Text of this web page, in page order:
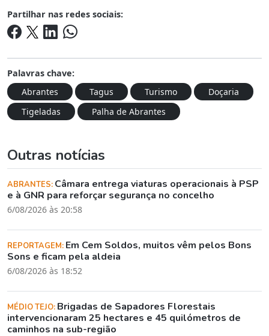
Partilhar nas redes sociais:
Palavras chave:
Abrantes
Tagus Turismo
Doçaria
Tigeladas
Palha de Abrantes
Outras notícias
ABRANTES: Câmara entrega viaturas operacionais à PSP
e à GNR para reforçar segurança no concelho
6/08/2026 às 20:58
REPORTAGEM: Em Cem Soldos, muitos vêm pelos Bons
Sons e ficam pela aldeia
6/08/2026 às 18:52
MÉDIO TEJO: Brigadas de Sapadores Florestais
intervencionaram 25 hectares e 45 quilómetros de
caminhos na sub-região